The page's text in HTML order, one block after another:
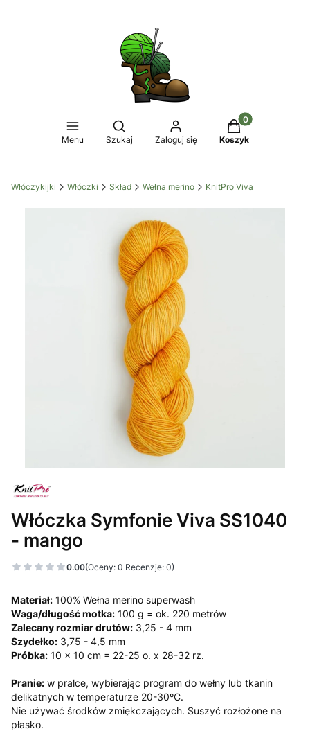
Menu
Otwórz wyszukiwarkę
Szukaj Zaloguj się
Produkty w
Koszyk
Włóczykijki Włóczki Skład Wełna merino KnitPro Viva
Włóczka Symfonie Viva SS1040
- mango
0.00(Oceny: 0 Recenzje: 0)
Materiał: 100% Wełna merino superwash
Waga/długość motka: 100 g = ok. 220 metrów
Zalecany rozmiar drutów: 3,25 - 4 mm
Szydełko: 3,75 - 4,5 mm
Próbka: 10 x 10 cm = 22-25 o. x 28-32 rz.
Pranie: w pralce, wybierając program do wełny lub tkanin
delikatnych w temperaturze 20-30ºC.
Nie używać środków zmiękczających. Suszyć rozłożone na
płasko.